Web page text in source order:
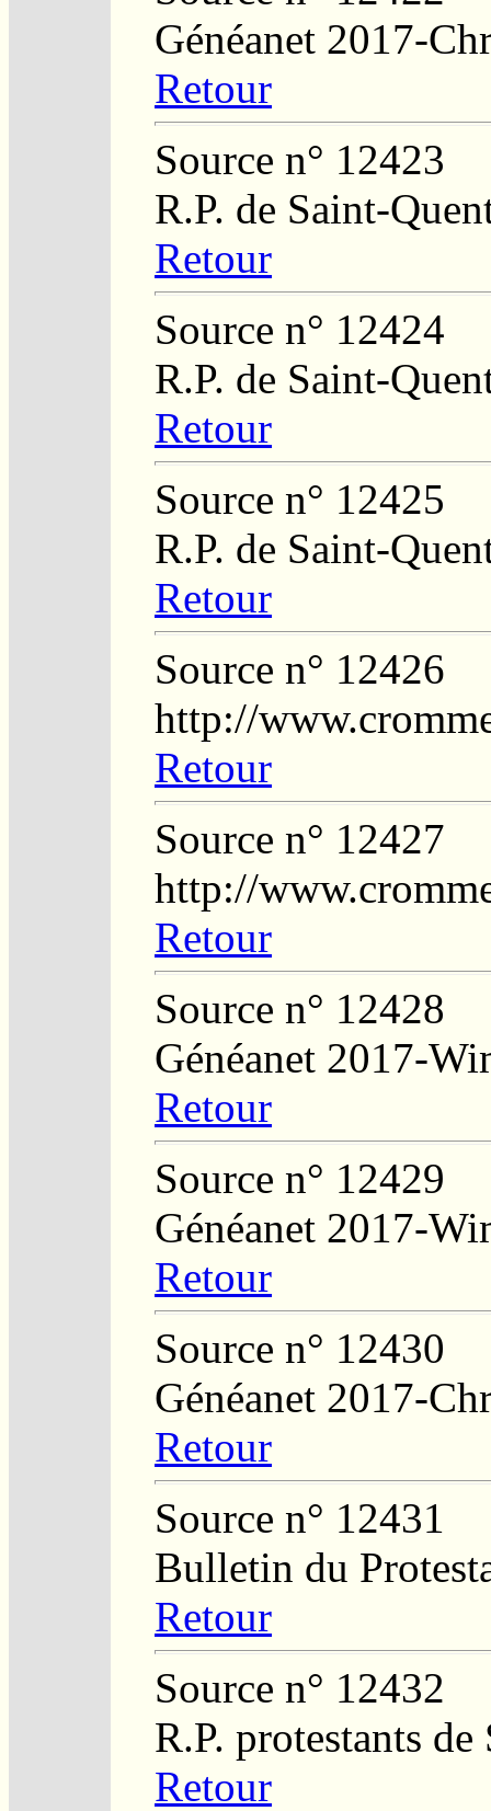
Généanet 2017-
Retour
Source n° 12423
R.P. de Saint-
Retour
Source n° 12424
R.P. de Saint-
Retour
Source n° 12425
R.P. de Saint-
Retour
Source n° 12426
http://
Retour
Source n° 12427
http://
Retour
Source n° 12428
Généanet 2017-
Retour
Source n° 12429
Généanet 2017-
Retour
Source n° 12430
Généanet 2017-
Retour
Source n° 12431
Bulletin du
Retour
Source n° 12432
R.P. protestants
Retour